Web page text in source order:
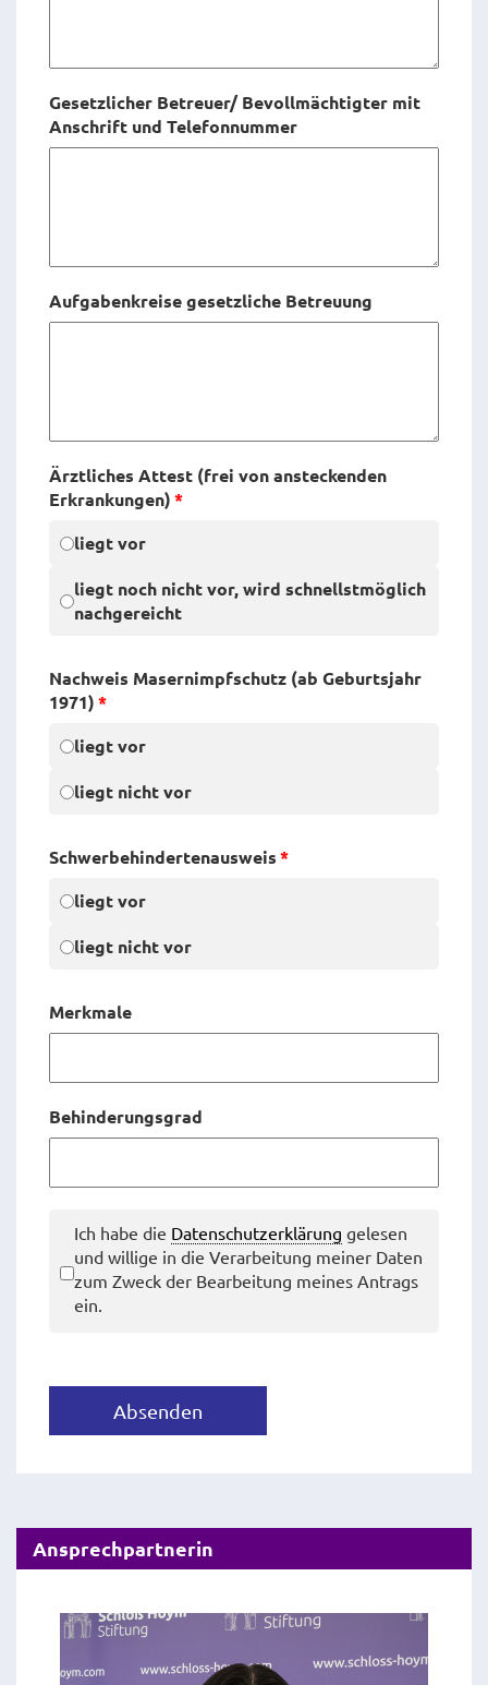
Gesetzlicher Betreuer/ Bevollmächtigter mit
Anschrift und Telefonnummer
Aufgabenkreise gesetzliche Betreuung
Ärztliches Attest (frei von ansteckenden
Erkrankungen)*
liegt vor
liegt noch nicht vor, wird schnellstmöglich
nachgereicht
Nachweis Masernimpfschutz (ab Geburtsjahr
1971)*
liegt vor
liegt nicht vor
Schwerbehin­derten­ausweis*
liegt vor
liegt nicht vor
Merkmale
Behinderungsgrad
Ich habe die Datenschutz­erklärung gelesen
und willige in die Verarbeitung meiner Daten
zum Zweck der Bearbeitung meines Antrags
ein.
Absenden
Ansprechpartnerin